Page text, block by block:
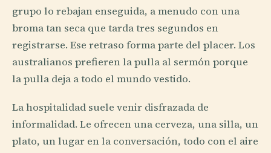
grupo lo rebajan enseguida, a menudo con una
broma tan seca que tarda tres segundos en
registrarse. Ese retraso forma parte del placer. Los
australianos prefieren la pulla al sermón porque
la pulla deja a todo el mundo vestido.
La hospitalidad suele venir disfrazada de
informalidad. Le ofrecen una cerveza, una silla, un
plato, un lugar en la conversación, todo con el aire